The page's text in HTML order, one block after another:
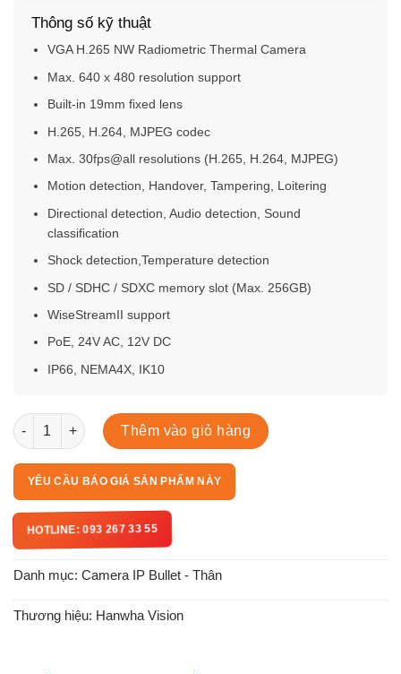
Thông số kỹ thuật
VGA H.265 NW Radiometric Thermal Camera
Max. 640 x 480 resolution support
Built-in 19mm fixed lens
H.265, H.264, MJPEG codec
Max. 30fps@all resolutions (H.265, H.264, MJPEG)
Motion detection, Handover, Tampering, Loitering
Directional detection, Audio detection, Sound
classification
Shock detection,Temperature detection
SD / SDHC / SDXC memory slot (Max. 256GB)
WiseStreamII support
PoE, 24V AC, 12V DC
IP66, NEMA4X, IK10
TNO-4041TR số lượng
Thêm vào giỏ hàng
YÊU CẦU BÁO GIÁ SẢN PHẨM NÀY
HOTLINE: 093 267 33 55
Danh mục: Camera IP Bullet - Thân
Thương hiệu: Hanwha Vision